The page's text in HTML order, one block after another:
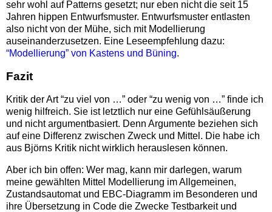
sehr wohl auf Patterns gesetzt; nur eben nicht die seit 15
Jahren hippen Entwurfsmuster. Entwurfsmuster entlasten
also nicht von der Mühe, sich mit Modellierung
auseinanderzusetzen. Eine Leseempfehlung dazu:
“Modellierung” von Kastens und Büning.
Fazit
Kritik der Art “zu viel von …” oder “zu wenig von …” finde ich
wenig hilfreich. Sie ist letztlich nur eine Gefühlsäußerung
und nicht argumentbasiert. Denn Argumente beziehen sich
auf eine Differenz zwischen Zweck und Mittel. Die habe ich
aus Björns Kritik nicht wirklich herauslesen können.
Aber ich bin offen: Wer mag, kann mir darlegen, warum
meine gewählten Mittel Modellierung im Allgemeinen,
Zustandsautomat und EBC-Diagramm im Besonderen und
ihre Übersetzung in Code die Zwecke Testbarkeit und